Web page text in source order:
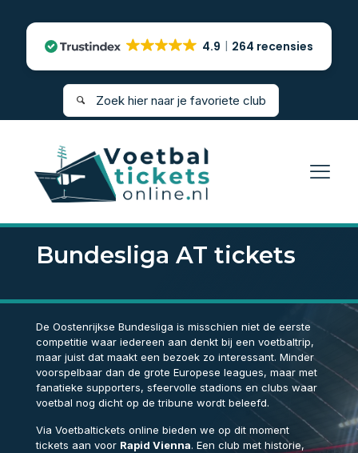
4.9 264 recensies
Bundesliga AT tickets
De Oostenrijkse Bundesliga is misschien niet de eerste
competitie waar iedereen aan denkt bij een voetbaltrip,
maar juist dat maakt een bezoek zo interessant. Minder
voorspelbaar dan de grote Europese leagues, maar met
fanatieke supporters, sfeervolle stadions en clubs waar
voetbal nog dicht op de tribune wordt beleefd.
Via Voetbaltickets online bieden we op dit moment
tickets aan voor Rapid Vienna. Een club met historie,